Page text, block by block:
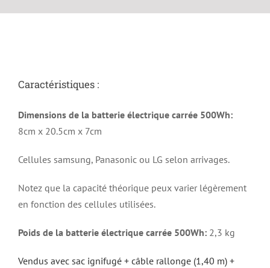
Caractéristiques :
Dimensions de la batterie électrique carrée 500Wh:
8cm x 20.5cm x 7cm
Cellules samsung, Panasonic ou LG selon arrivages.
Notez que la capacité théorique peux varier légèrement
en fonction des cellules utilisées.
Poids de la batterie électrique carrée 500Wh:2,3 kg
Vendus avec sac ignifugé + câble rallonge (1,40 m) +